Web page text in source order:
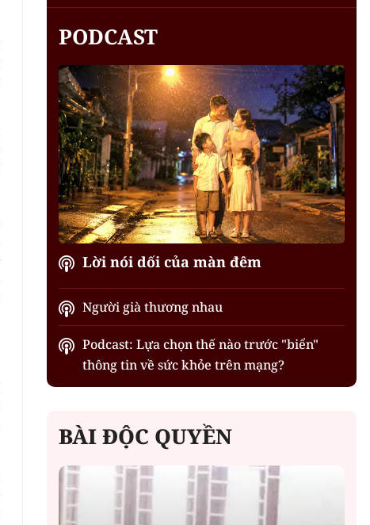
PODCAST
Lời nói dối của màn đêm
Người già thương nhau
Podcast: Lựa chọn thế nào trước "biển"
thông tin về sức khỏe trên mạng?
BÀI ĐỘC QUYỀN